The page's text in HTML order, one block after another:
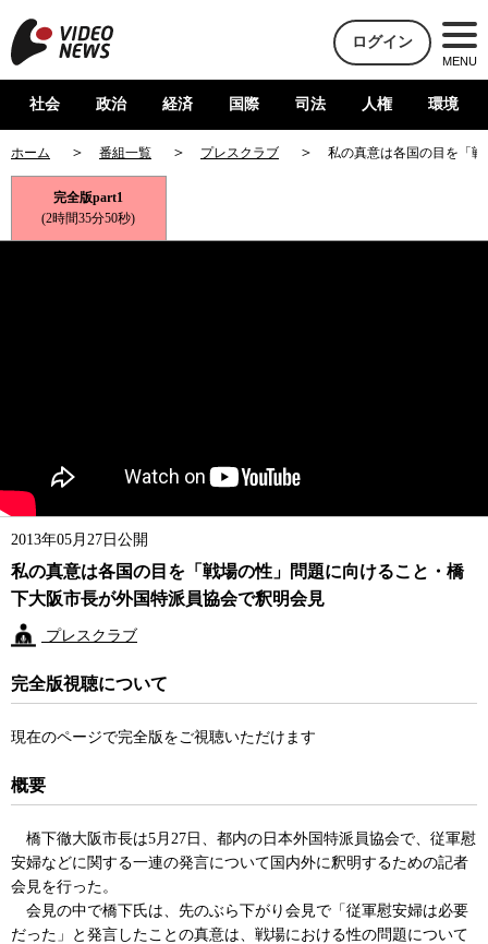
ログイン
MENU
社会 政治 経済 国際 司法 人権 環境
ホーム 番組一覧 プレスクラブ 私の真意は各国の目を「
完全版part1
(2時間35分50秒)
2013年05月27日公開
私の真意は各国の目を「戦場の性」問題に向けること・橋
下大阪市長が外国特派員協会で釈明会見
プレスクラブ
完全版視聴について
現在のページで完全版をご視聴いただけます
概要
橋下徹大阪市長は5月27日、都内の日本外国特派員協会で、従軍慰
安婦などに関する一連の発言について国内外に釈明するための記者
会見を行った。
会見の中で橋下氏は、先のぶら下がり会見で「従軍慰安婦は必要
だった」と発言したことの真意は、戦場における性の問題について